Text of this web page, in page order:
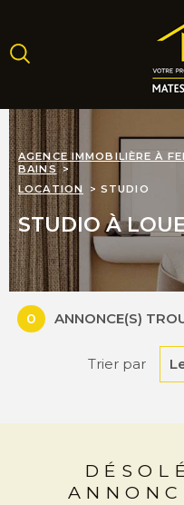
la
recherche
menu
principal
contenu
AGENCE IMMOBILIÈRE À
BAINS
LOCATION
STUDIO
STUDIO À
0 ANNONCE(S)
Trier par